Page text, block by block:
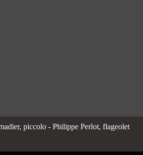
piccolo - Philippe Perlot, flageolet